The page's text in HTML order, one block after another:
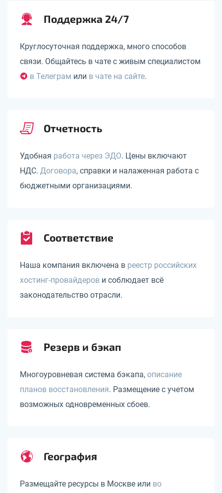
Поддержка 24/7
Круглосуточная поддержка, много способов
связи. Общайтесь в чате с живым специалистом
в Телеграм или в чате на сайте.
Отчетность
Удобная работа через ЭДО. Цены включают
НДС. Договора, справки и налаженная работа с
бюджетными организациями.
Соответствие
Наша компания включена в реестр российских
хостинг-провайдеров и соблюдает всё
законодательство отрасли.
Резерв и бэкап
Многоуровневая система бэкапа, описание
планов восстановления. Размещение с учетом
возможных одновременных сбоев.
География
Размещайте ресурсы в Москве или во